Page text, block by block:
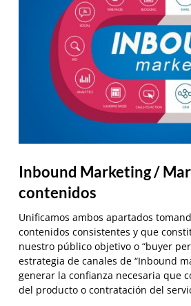
Inbound Marketing /
contenidos
Unificamos ambos apartados
contenidos consistentes y que
nuestro público objetivo o “buyer
estrategia de canales de “Inbound
generar la confianza necesaria que
del producto o contratación del